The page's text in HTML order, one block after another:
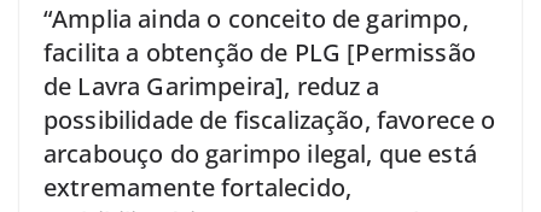
“Amplia ainda o conceito de garimpo,
facilita a obtenção de PLG [Permissão
de Lavra Garimpeira], reduz a
possibilidade de fiscalização, favorece o
arcabouço do garimpo ilegal, que está
extremamente fortalecido,